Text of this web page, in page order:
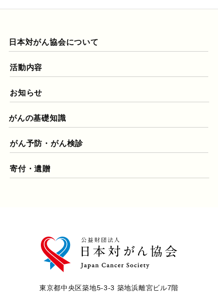
日本対がん協会について
活動内容
お知らせ
がんの基礎知識
がん予防・がん検診
寄付・遺贈
東京都中央区築地5-3-3 築地浜離宮ビル7階